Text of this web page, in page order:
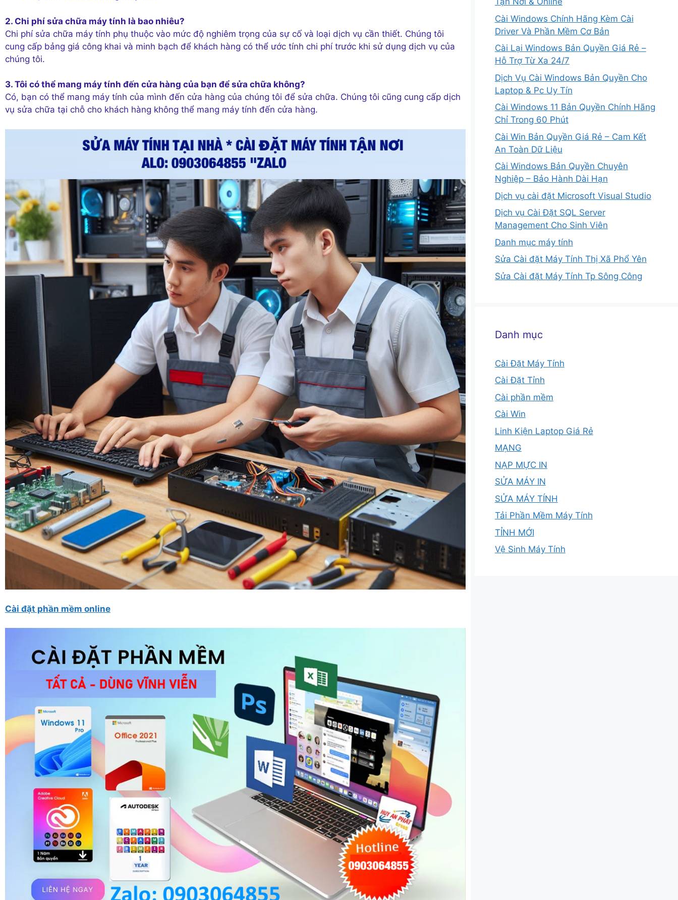
2. Chi phí sửa chữa máy tính là bao nhiêu?
Chi phí sửa chữa máy tính phụ thuộc vào mức độ nghiêm trọng của sự cố và loại dịch vụ cần thiết. Chúng tôi
cung cấp bảng giá công khai và minh bạch để khách hàng có thể ước tính chi phí trước khi sử dụng dịch vụ của
chúng tôi.
3. Tôi có thể mang máy tính đến cửa hàng của bạn để sửa chữa không?
Có, bạn có thể mang máy tính của mình đến cửa hàng của chúng tôi để sửa chữa. Chúng tôi cũng cung cấp dịch
vụ sửa chữa tại chỗ cho khách hàng không thể mang máy tính đến cửa hàng.
Cài đặt phần mềm online
Cài Windows Chính Hãng Kèm Cài
Driver Và Phần Mềm Cơ Bản
Cài Lại Windows Bản Quyền Giá Rẻ –
Hỗ Trợ Từ Xa 24/7
Dịch Vụ Cài Windows Bản Quyền Cho
Laptop & Pc Uy Tín
Cài Windows 11 Bản Quyền Chính Hãng
Chỉ Trong 60 Phút
Cài Win Bản Quyền Giá Rẻ – Cam Kết
An Toàn Dữ Liệu
Cài Windows Bản Quyền Chuyên
Nghiệp – Bảo Hành Dài Hạn
Dịch vụ cài đặt Microsoft Visual Studio
Dịch vụ Cài Đặt SQL Server
Management Cho Sinh Viên
Danh mục máy tính
Sửa Cài đặt Máy Tính Thị Xã Phổ Yên
Sửa Cài đặt Máy Tính Tp Sông Công
Danh mục
Cài Đặt Máy Tính
Cài Đặt Tỉnh
Cài phần mềm
Cài Win
Linh Kiện Laptop Giá Rẻ
MẠNG
NẠP MỰC IN
SỬA MÁY IN
SỬA MÁY TÍNH
Tải Phần Mềm Máy Tính
TỈNH MỚI
Vệ Sinh Máy Tính